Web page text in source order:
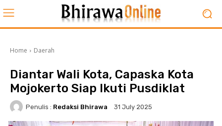
Home Daerah
Diantar Wali Kota, Capaska Kota
Mojokerto Siap Ikuti Pusdiklat
Penulis : Redaksi Bhirawa 31 July 2025